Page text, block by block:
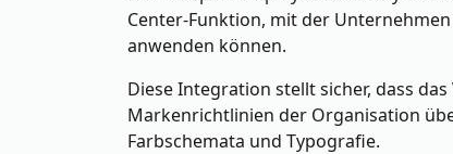
Center-Funktion, mit der
anwenden können.
Diese Integration stellt sicher, dass
Markenrichtlinien der Organisation
Farbschemata und Typografie.